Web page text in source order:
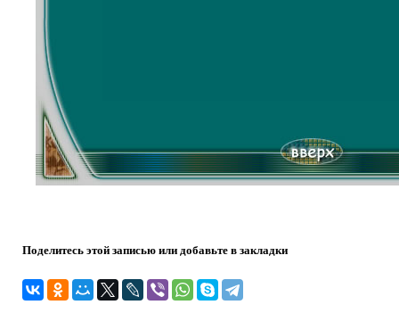
Поделитесь этой записью или добавьте в закладки